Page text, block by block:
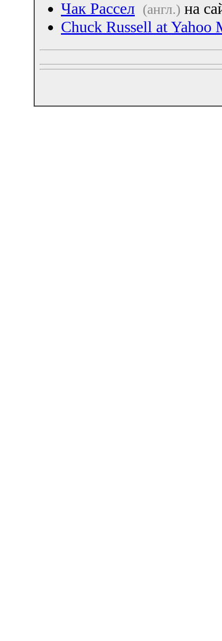
Чак Рассел (англ.) на
Chuck Russell at Yahoo